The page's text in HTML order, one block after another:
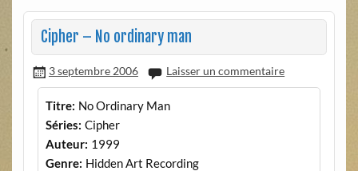
Cipher – No ordinary man
3 septembre 2006 Laisser un commentaire
Titre: No Ordinary Man
Séries: Cipher
Auteur: 1999
Genre: Hidden Art Recording